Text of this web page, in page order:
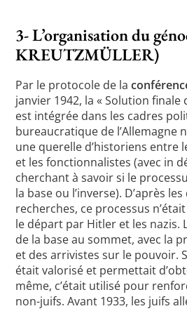
3- L’organisation du
KREUTZMÜLLER)
Par le protocole de la
janvier 1942, la « Solution finale
est intégrée dans les cadres
bureaucratique de l’Allemagne
une querelle d’historiens entre
et les fonctionnalistes (avec in
cherchant à savoir si le
la base ou l’inverse). D’après
recherches, ce processus
le départ par Hitler et les nazis.
de la base au sommet, avec la
et des arrivistes sur le pouvoir.
était valorisé et permettait
même, c’était utilisé pour
non-juifs. Avant 1933, les juifs